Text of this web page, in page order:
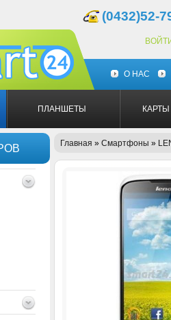
(0432)52-
О НАС
ПЛАНШЕТЫ
Главная »Смартфоны »